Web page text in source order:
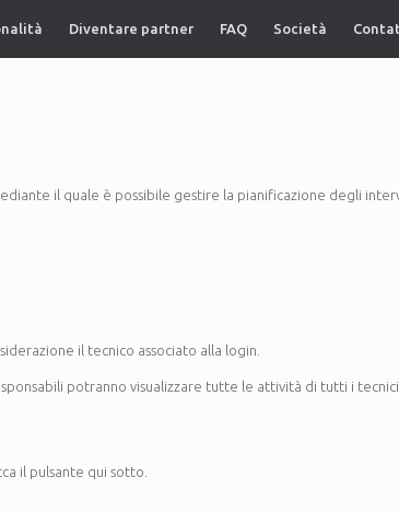
Diventare partner FAQ Società
il quale è possibile gestire la pianificazione degli
il tecnico associato alla login.
potranno visualizzare tutte le attività di tutti i
il pulsante qui sotto.